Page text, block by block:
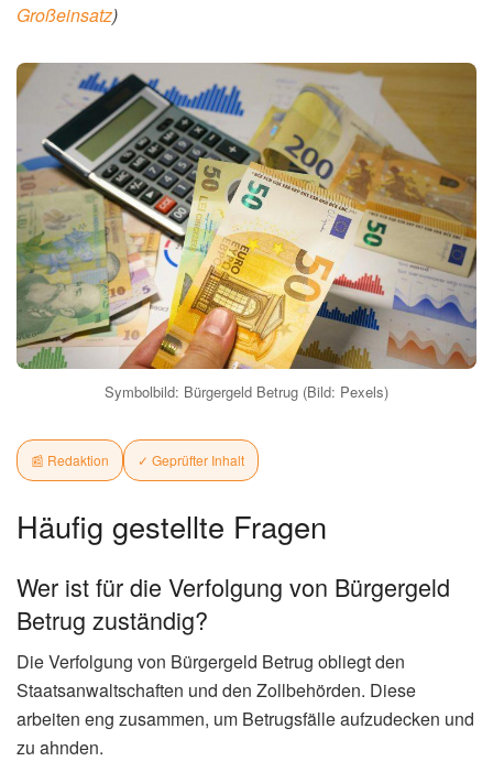
Großeinsatz)
Symbolbild: Bürgergeld Betrug (Bild: Pexels)
📰 Redaktion ✓ Geprüfter Inhalt
Häufig gestellte Fragen
Wer ist für die Verfolgung von Bürgergeld
Betrug zuständig?
Die Verfolgung von Bürgergeld Betrug obliegt den
Staatsanwaltschaften und den Zollbehörden. Diese
arbeiten eng zusammen, um Betrugsfälle aufzudecken und
zu ahnden.